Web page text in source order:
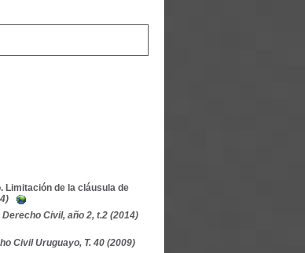
Limitación de la cláusula de
Civil, año 2, t.2 (2014)
Civil Uruguayo, T. 40 (2009)